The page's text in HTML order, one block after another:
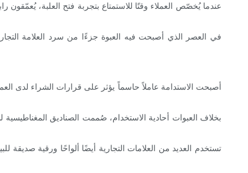
عندما يُخصّص العملاء وقتًا للاستمتاع بتجربة فتح العلبة، يُعمّقون
في العصر الذي أصبحت فيه العبوة جزءًا من سرد العلامة
أصبحت الاستدامة عاملاً حاسماً يؤثر على قرارات الشراء لدى
بخلاف العبوات أحادية الاستخدام، صُممت الصناديق المغناطيسية
تستخدم العديد من العلامات التجارية أيضًا ألواحًا ورقية صديقة